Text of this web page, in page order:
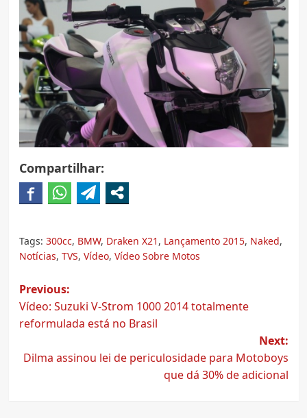
Compartilhar:
Tags: 300cc, BMW, Draken X21 , Lançamento 2015, Naked,
Notícias, TVS, Vídeo, Vídeo Sobre Motos
Post
navigation
Previous:
Vídeo: Suzuki V-Strom 1000 2014 totalmente
reformulada está no Brasil
Next:
Dilma assinou lei de periculosidade para Motoboys
que dá 30% de adicional